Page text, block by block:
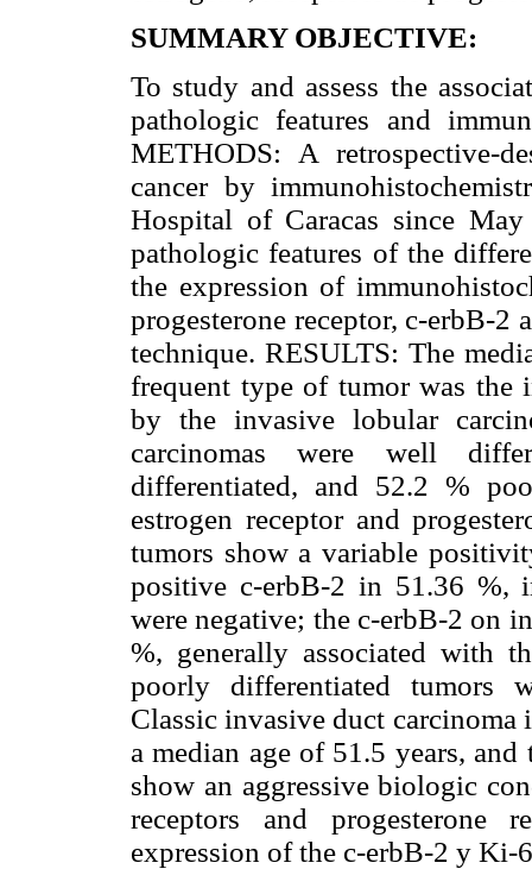
SUMMARY OBJECTIVE:
To study and assess the
pathologic features and
METHODS: A retrospective-
cancer by
Hospital of Caracas since
pathologic features of the
the expression of
progesterone receptor, c-erbB-
technique. RESULTS: The
frequent type of tumor was the
by the invasive lobular
carcinomas were well
differentiated, and 52.2 %
estrogen receptor and
tumors show a variable
positive c-erbB-2 in 51.36 %,
were negative; the c-erbB-2 on
%, generally associated with
poorly differentiated tumors
Classic invasive duct
a median age of 51.5 years,
show an aggressive biologic
receptors and progesterone
expression of the c-erbB-2 y Ki-